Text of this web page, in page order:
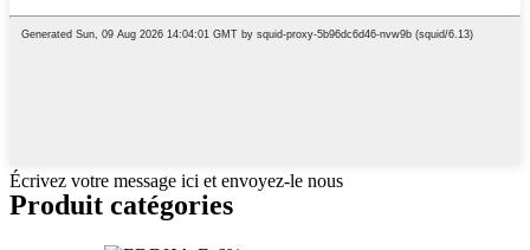
Écrivez votre message ici et envoyez-le nous
Produit catégories